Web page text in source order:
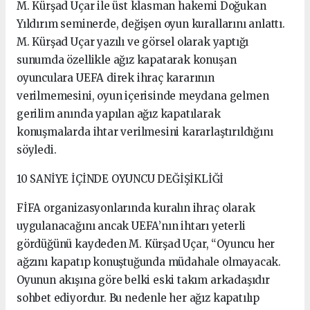
M. Kürşad Uçar ile üst klasman hakemi Doğukan
Yıldırım seminerde, değişen oyun kurallarını anlattı.
M. Kürşad Uçar yazılı ve görsel olarak yaptığı
sunumda özellikle ağız kapatarak konuşan
oyunculara UEFA direk ihraç kararının
verilmemesini, oyun içerisinde meydana gelmen
gerilim anında yapılan ağız kapatılarak
konuşmalarda ihtar verilmesini kararlaştırıldığını
söyledi.
10 SANİYE İÇİNDE OYUNCU DEĞİŞİKLİĞİ
FİFA organizasyonlarında kuralın ihraç olarak
uygulanacağını ancak UEFA’nın ihtarı yeterli
gördüğünü kaydeden M. Kürşad Uçar, “Oyuncu her
ağzını kapatıp konuştuğunda müdahale olmayacak.
Oyunun akışına göre belki eski takım arkadaşıdır
sohbet ediyordur. Bu nedenle her ağız kapatılıp